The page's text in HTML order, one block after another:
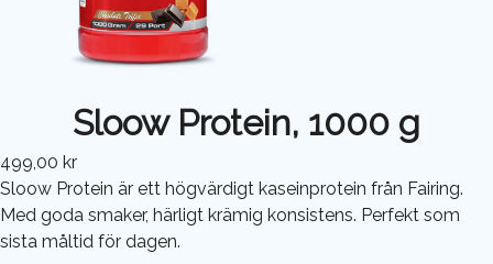
Sloow Protein, 1000 g
499,00 kr
Sloow Protein är ett högvärdigt kaseinprotein från Fairing.
Med goda smaker, härligt krämig konsistens. Perfekt som
sista måltid för dagen.